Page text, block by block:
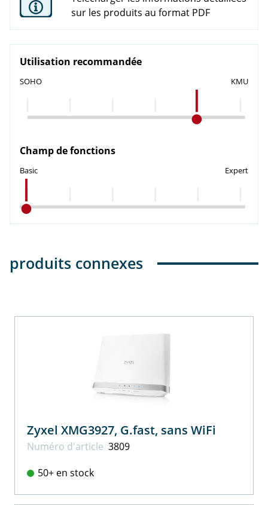
sur les produits au format PDF
Utilisation recommandée
SOHO KMU
Champ de fonctions
Basic Expert
produits connexes
Zyxel XMG3927, G.fast, sans WiFi
Numéro d'article 3809
50+ en stock